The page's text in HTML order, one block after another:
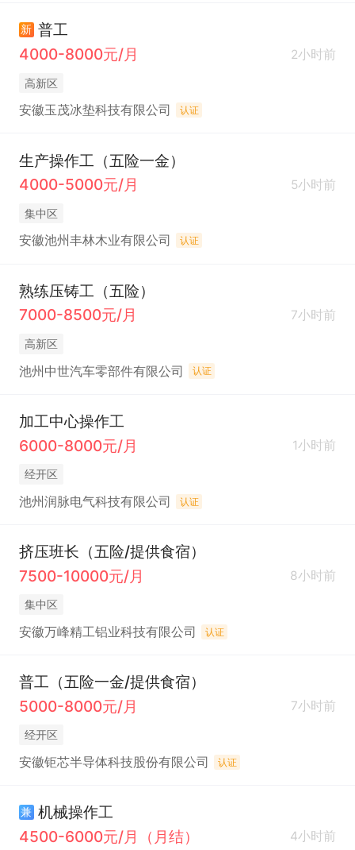
新 普工
4000-8000元/月
2小时前
高新区
安徽玉茂冰垫科技有限公司 认证
生产操作工（五险一金）
4000-5000元/月
5小时前
集中区
安徽池州丰林木业有限公司 认证
熟练压铸工（五险）
7000-8500元/月
7小时前
高新区
池州中世汽车零部件有限公司 认证
加工中心操作工
6000-8000元/月
1小时前
经开区
池州润脉电气科技有限公司 认证
挤压班长（五险/提供食宿）
7500-10000元/月
8小时前
集中区
安徽万峰精工铝业科技有限公司 认证
普工（五险一金/提供食宿）
5000-8000元/月
7小时前
经开区
安徽钜芯半导体科技股份有限公司 认证
兼 机械操作工
4500-6000元/月（月结）
4小时前